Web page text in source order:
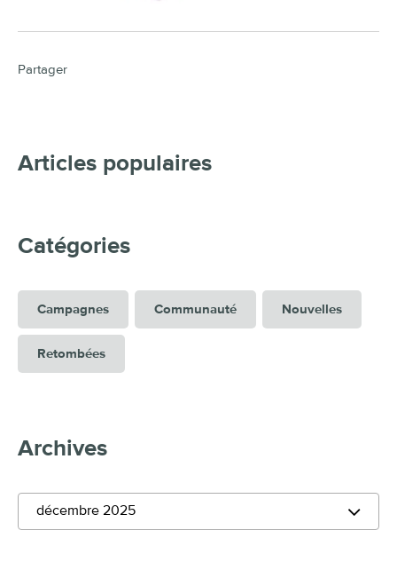
Partager
Articles populaires
Catégories
Campagnes Communauté Nouvelles
Retombées
Archives
décembre 2025